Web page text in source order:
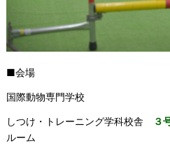
■会場
国際動物専門学校
しつけ・トレーニング学科校舎 ３
ルーム